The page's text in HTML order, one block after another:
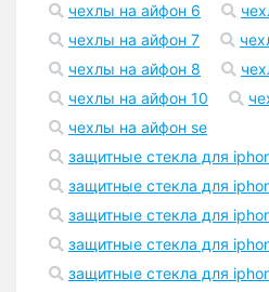
чехлы на айфон 6
чехлы на айфон 7
чехлы на айфон 8
чехлы на айфон 10
чехлы на айфон se
защитные стекла для
защитные стекла для
защитные стекла для
защитные стекла для
защитные стекла для